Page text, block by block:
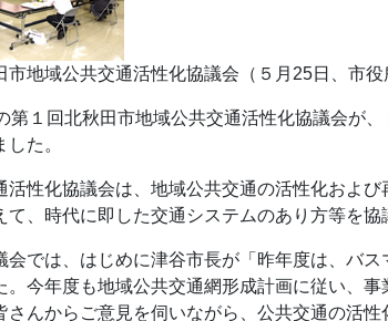
市地域公共交通活性化協議会（５月25日、市役
第１回北秋田市地域公共交通活性化協議会が
た。
活性化協議会は、地域公共交通の活性化およ
て、時代に即した交通システムのあり方等を協
会では、はじめに津谷市長が「昨年度は、バ
。今年度も地域公共交通網形成計画に従い、
さんからご意見を伺いながら、公共交通の活